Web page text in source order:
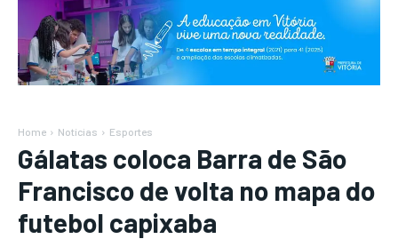
Home Notícias Esportes
Gálatas coloca Barra de São
Francisco de volta no mapa do
futebol capixaba